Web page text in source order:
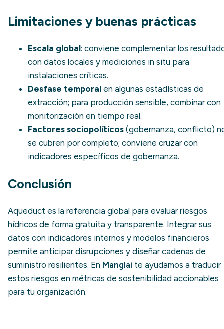
Limitaciones y buenas prácticas
Escala global: conviene complementar los
con datos locales y mediciones in situ para
instalaciones críticas.
Desfase temporal en algunas estadísticas de
extracción; para producción sensible, combinar con
monitorización en tiempo real.
Factores sociopolíticos (gobernanza, conflicto)
se cubren por completo; conviene cruzar con
indicadores específicos de gobernanza.
Conclusión
Aqueduct es la referencia global para evaluar riesgos
hídricos de forma gratuita y transparente. Integrar sus
datos con indicadores internos y modelos financieros
permite anticipar disrupciones y diseñar cadenas de
suministro resilientes. En Manglai te ayudamos a traducir
estos riesgos en métricas de sostenibilidad accionables
para tu organización.